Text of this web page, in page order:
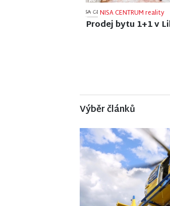
NISA CENTRUM reality
Prodej bungalovu v
Výběr článků